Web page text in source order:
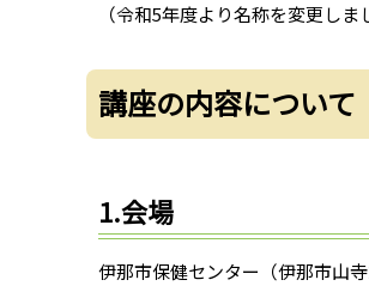
（令和5年度より名称を変更しま
講座の内容について
1.会場
伊那市保健センター（伊那市山寺